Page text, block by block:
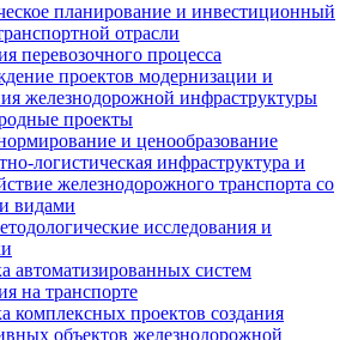
планирование и инвестиционный
отрасли
перевозочного процесса
проектов модернизации и
железнодорожной инфраструктуры
проекты
и ценообразование
логистическая инфраструктура и
железнодорожного транспорта со
видами
исследования и
автоматизированных систем
на транспорте
комплексных проектов создания
объектов железнодорожной